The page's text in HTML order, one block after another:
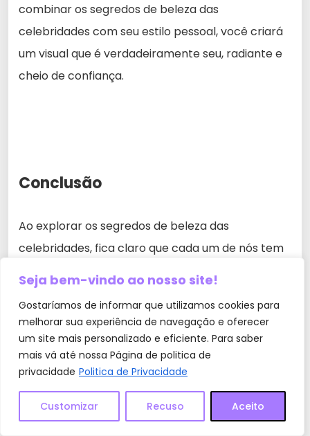
Seja bem-vindo ao nosso site!
Gostaríamos de informar que utilizamos cookies para
melhorar sua experiência de navegação e oferecer
um site mais personalizado e eficiente. Para saber
mais vá até nossa Página de politica de
privacidade Politica de Privacidade
Customizar Recuso Aceito
combinar os segredos de beleza das
celebridades com seu estilo pessoal, você criará
um visual que é verdadeiramente seu, radiante e
cheio de confiança.
Conclusão
Ao explorar os segredos de beleza das
celebridades, fica claro que cada um de nós tem
interessante se inspirar nas rotinas e práticas das
celebridades, é essencial adaptá-las ao seu
próprio estilo de vida e personalidade. A busca
pela beleza e bem-estar vai além de seguir
tendências e truques populares; envolve também
cuidar da saúde física e mental.